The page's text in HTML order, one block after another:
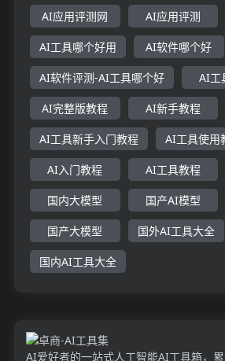
AI应用评测网 AI应用评测
AI工具哪个好用 AI软件哪个好
AI软件评测-AI工具哪个好 AI工
AI完整版教程 AI新手教程
AI工具新手入门教程 AI工具使用
AI入门教程 AI工具教程
国内大模型 国产AI模型
国产大模型 国外AI工具大全
国内AI工具大全
AI爱好者的一站式人工智能AI工具箱，